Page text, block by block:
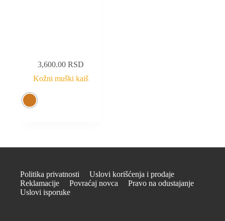
3,600.00RSD
Kožni muški kaiš
Politika privatnosti
Uslovi korišćenja i prodaje
Reklamacije
Povraćaj novca
Pravo na odustajanje
Uslovi isporuke